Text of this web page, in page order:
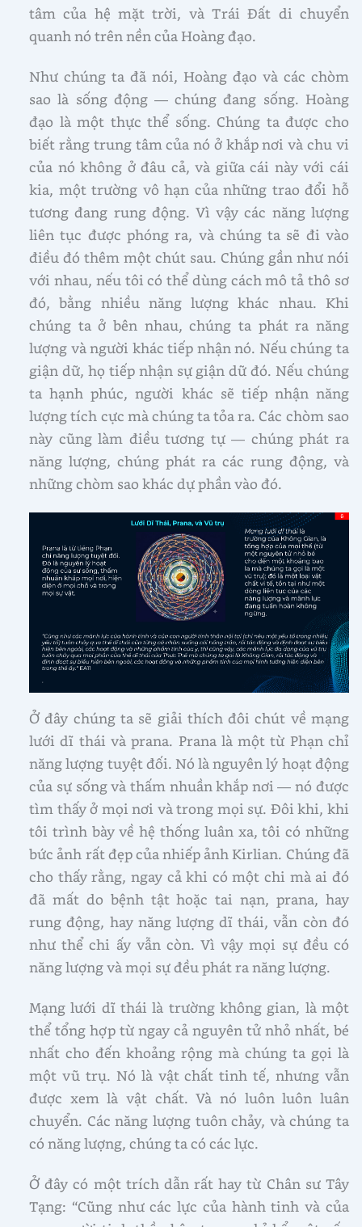
tâm của hệ mặt trời, và Trái Đất di chuyển
quanh nó trên nền của Hoàng đạo.
Như chúng ta đã nói, Hoàng đạo và các chòm
sao là sống động — chúng đang sống. Hoàng
đạo là một thực thể sống. Chúng ta được cho
biết rằng trung tâm của nó ở khắp nơi và chu vi
của nó không ở đâu cả, và giữa cái này với cái
kia, một trường vô hạn của những trao đổi hỗ
tương đang rung động. Vì vậy các năng lượng
liên tục được phóng ra, và chúng ta sẽ đi vào
điều đó thêm một chút sau. Chúng gần như nói
với nhau, nếu tôi có thể dùng cách mô tả thô sơ
đó, bằng nhiều năng lượng khác nhau. Khi
chúng ta ở bên nhau, chúng ta phát ra năng
lượng và người khác tiếp nhận nó. Nếu chúng ta
giận dữ, họ tiếp nhận sự giận dữ đó. Nếu chúng
ta hạnh phúc, người khác sẽ tiếp nhận năng
lượng tích cực mà chúng ta tỏa ra. Các chòm sao
này cũng làm điều tương tự — chúng phát ra
năng lượng, chúng phát ra các rung động, và
những chòm sao khác dự phần vào đó.
Ở đây chúng ta sẽ giải thích đôi chút về mạng
lưới dĩ thái và prana. Prana là một từ Phạn chỉ
năng lượng tuyệt đối. Nó là nguyên lý hoạt động
của sự sống và thấm nhuần khắp nơi — nó được
tìm thấy ở mọi nơi và trong mọi sự. Đôi khi, khi
tôi trình bày về hệ thống luân xa, tôi có những
bức ảnh rất đẹp của nhiếp ảnh Kirlian. Chúng đã
cho thấy rằng, ngay cả khi có một chi mà ai đó
đã mất do bệnh tật hoặc tai nạn, prana, hay
rung động, hay năng lượng dĩ thái, vẫn còn đó
như thể chi ấy vẫn còn. Vì vậy mọi sự đều có
năng lượng và mọi sự đều phát ra năng lượng.
Mạng lưới dĩ thái là trường không gian, là một
thể tổng hợp từ ngay cả nguyên tử nhỏ nhất, bé
nhất cho đến khoảng rộng mà chúng ta gọi là
một vũ trụ. Nó là vật chất tinh tế, nhưng vẫn
được xem là vật chất. Và nó luôn luôn luân
chuyển. Các năng lượng tuôn chảy, và chúng ta
có năng lượng, chúng ta có các lực.
Ở đây có một trích dẫn rất hay từ Chân sư Tây
Tạng: “Cũng như các lực của hành tinh và của